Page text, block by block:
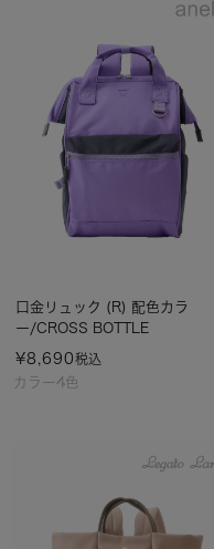
カラー4色
口金リュック (R) 配色カラ
ー/CROSS BOTTLE
¥8,690税込